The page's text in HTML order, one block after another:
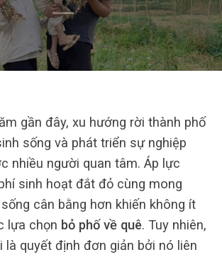
gần đây, xu hướng rời thành phố
sống và phát triển sự nghiệp
nhiều người quan tâm. Áp lực
sinh hoạt đắt đỏ cùng mong
cân bằng hơn khiến không ít
lựa chọn bỏ phố về quê. Tuy nhiên,
là quyết định đơn giản bởi nó liên